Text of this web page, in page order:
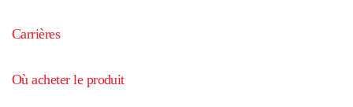
Carrières
Où acheter le produit